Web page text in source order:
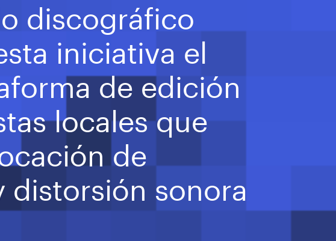
discográfico
iniciativa el
de edición
locales que
de
distorsión sonora